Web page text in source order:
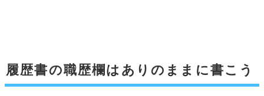
履歴書の職歴欄はありのままに書こう